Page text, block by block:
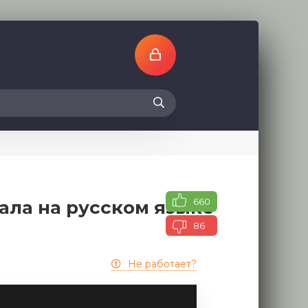
на русском языке
660
86
Не работает?